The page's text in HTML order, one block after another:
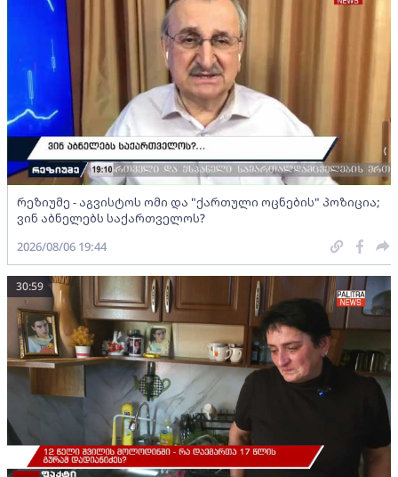
რეზიუმე - აგვისტოს ომი და "ქართული ოცნების" პოზიცია;
ვინ აბნელებს საქართველოს?
2026/08/06 19:44
30:59